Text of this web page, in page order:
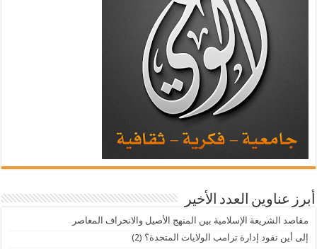
أبرز عناوين العدد الأخير
مقاصد الشريعة الإسلامية بين المنهج الأصيل والانحراف المعاصر
إلى أين تقود إدارة ترامب الولايات المتحدة؟ (2)